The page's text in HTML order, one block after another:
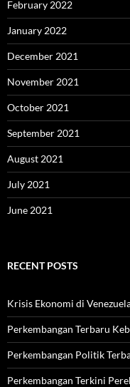
February 2022
January 2022
December 2021
November 2021
October 2021
September 2021
August 2021
July 2021
June 2021
RECENT POSTS
Krisis Ekonomi di
Perkembangan Terbaru
Perkembangan Politik
Perkembangan Terkini